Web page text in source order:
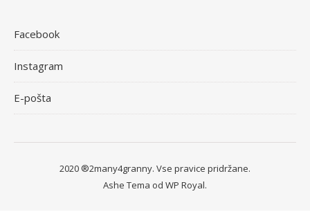
Facebook
Instagram
E-pošta
2020 ®2many4granny. Vse pravice pridržane.
Ashe Tema od WP Royal.